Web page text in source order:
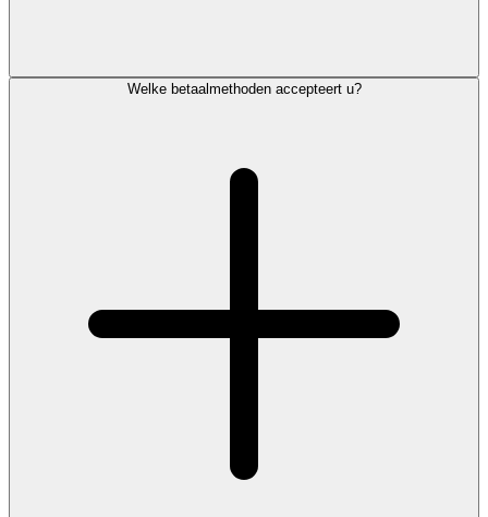
Welke betaalmethoden accepteert u?